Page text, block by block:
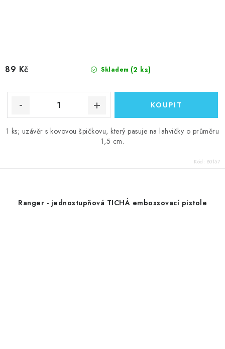
Skladem (2 ks)
89 Kč
1 ks; uzávěr s kovovou špičkovu, který pasuje na lahvičky o průměru
1,5 cm.
Kód: 80157
Ranger - jednostupňová TICHÁ embossovací pistole